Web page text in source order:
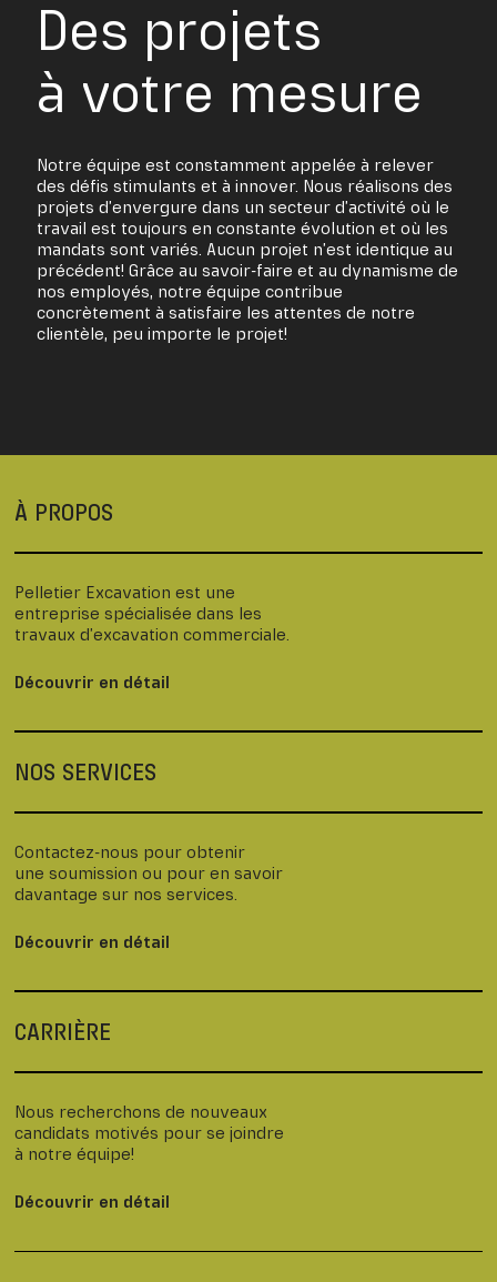
Des projets
à votre mesure
Notre équipe est constamment appelée à relever
des défis stimulants et à innover. Nous réalisons des
projets d’envergure dans un secteur d’activité où le
travail est toujours en constante évolution et où les
mandats sont variés. Aucun projet n’est identique au
précédent! Grâce au savoir-faire et au dynamisme de
nos employés, notre équipe contribue
concrètement à satisfaire les attentes de notre
clientèle, peu importe le projet!
À PROPOS
Pelletier Excavation est une
entreprise spécialisée dans les
travaux d’excavation commerciale.
Découvrir en détail
NOS SERVICES
Contactez-nous pour obtenir
une soumission ou pour en savoir
davantage sur nos services.
Découvrir en détail
CARRIÈRE
Nous recherchons de nouveaux
candidats motivés pour se joindre
à notre équipe!
Découvrir en détail